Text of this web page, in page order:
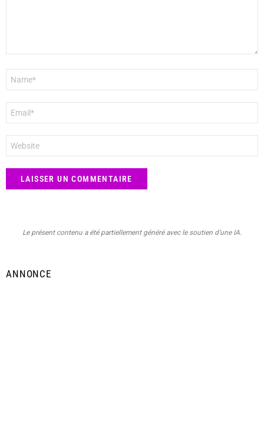
mail
*
web
Le présent contenu a été partiellement généré avec le soutien d’une IA.
ANNONCE